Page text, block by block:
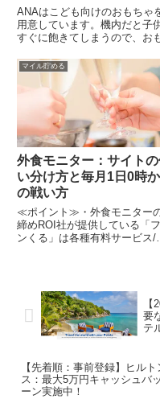
ANAはこども向けのおもちゃ
用意しています。機内だと子
すぐに飽きてしまうので、お
また、日本に戻ってきた後で
べる物が多いので、満足して
す。公式サイトはこちら（
HPから引用）今年もらったお
マイル貯める
外食モニター：サイト
い分け方と毎月1日0時
の戦い方
≪ポイント≫・外食モニター
締めROI社が提供している「
ンくる」は各種有料サービス/
ァのポイントが付与されるため
同じ案件で多くのポイントが
要
テ
【先着順：事前登録】ヒル
ス：最大5万円キャッシュバ
ーン実施中！